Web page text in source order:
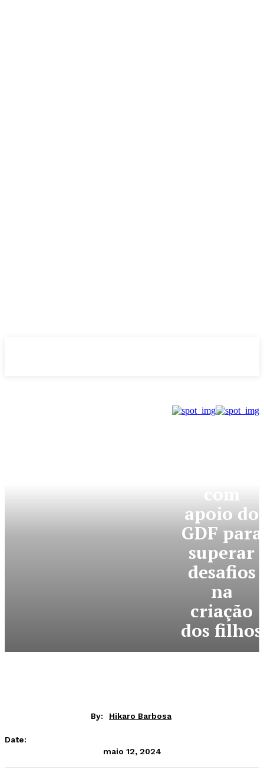
com
apoio do
GDF para
superar
desafios
na
criação
dos filhos
By: Hikaro Barbosa
Date:
maio 12, 2024